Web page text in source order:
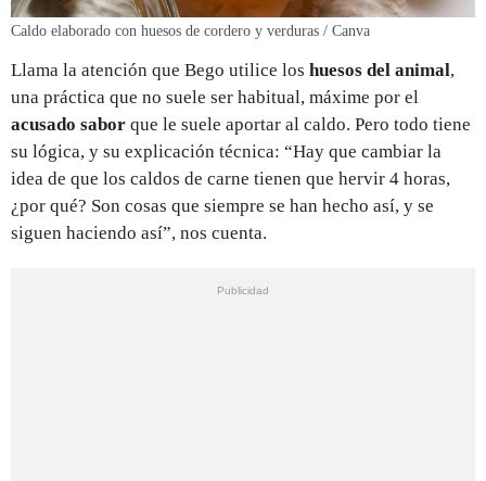
Caldo elaborado con huesos de cordero y verduras / Canva
Llama la atención que Bego utilice los huesos del animal,
una práctica que no suele ser habitual, máxime por el
acusado sabor que le suele aportar al caldo. Pero todo tiene
su lógica, y su explicación técnica: “Hay que cambiar la
idea de que los caldos de carne tienen que hervir 4 horas,
¿por qué? Son cosas que siempre se han hecho así, y se
siguen haciendo así”, nos cuenta.